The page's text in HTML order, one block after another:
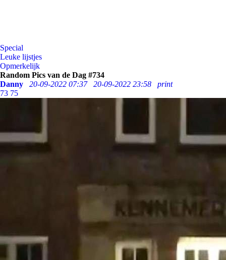
Special
Leuke lijstjes
Opmerkelijk
Random Pics van de Dag #734
Danny
20-09-2022 07:37 20-09-2022 23:58
print
73 75